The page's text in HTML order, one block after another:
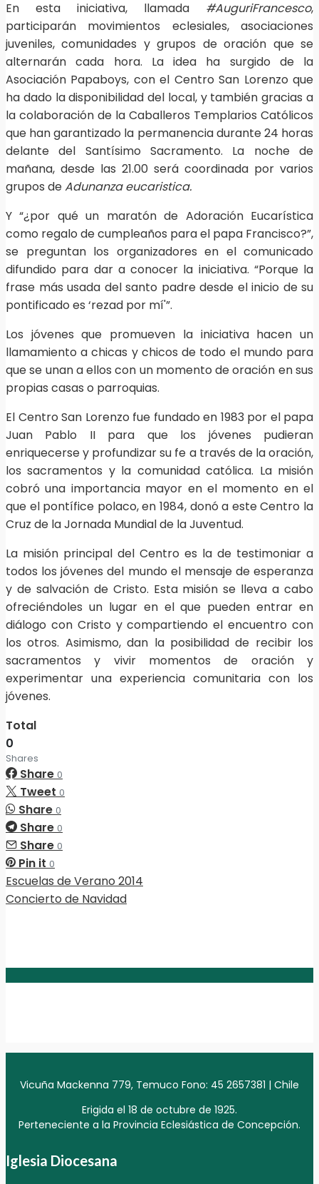
En esta iniciativa, llamada #AuguriFrancesco,
participarán movimientos eclesiales, asociaciones
juveniles, comunidades y grupos de oración que se
alternarán cada hora. La idea ha surgido de la
Asociación Papaboys, con el Centro San Lorenzo que
ha dado la disponibilidad del local, y también gracias a
la colaboración de la Caballeros Templarios Católicos
que han garantizado la permanencia durante 24 horas
delante del Santísimo Sacramento. La noche de
mañana, desde las 21.00 será coordinada por varios
grupos deAdunanza eucaristica.
Y “¿por qué un maratón de Adoración Eucarística
como regalo de cumpleaños para el papa Francisco?”,
se preguntan los organizadores en el comunicado
difundido para dar a conocer la iniciativa. “Porque la
frase más usada del santo padre desde el inicio de su
pontificado es ‘rezad por mí'”.
Los jóvenes que promueven la iniciativa hacen un
llamamiento a chicas y chicos de todo el mundo para
que se unan a ellos con un momento de oración en sus
propias casas o parroquias.
El Centro San Lorenzo fue fundado en 1983 por el papa
Juan Pablo II para que los jóvenes pudieran
enriquecerse y profundizar su fe a través de la oración,
los sacramentos y la comunidad católica. La misión
cobró una importancia mayor en el momento en el
que el pontífice polaco, en 1984, donó a este Centro la
Cruz de la Jornada Mundial de la Juventud.
La misión principal del Centro es la de testimoniar a
todos los jóvenes del mundo el mensaje de esperanza
y de salvación de Cristo. Esta misión se lleva a cabo
ofreciéndoles un lugar en el que pueden entrar en
diálogo con Cristo y compartiendo el encuentro con
los otros. Asimismo, dan la posibilidad de recibir los
sacramentos y vivir momentos de oración y
experimentar una experiencia comunitaria con los
jóvenes.
Total
0
Shares
Share 0
Tweet 0
Share 0
Share 0
Share 0
Pin it 0
Escuelas de Verano 2014
Concierto de Navidad
Vicuña Mackenna 779, Temuco Fono: 45 2657381 | Chile
Erigida el 18 de octubre de 1925.
Perteneciente a la Provincia Eclesiástica de Concepción.
Iglesia Diocesana